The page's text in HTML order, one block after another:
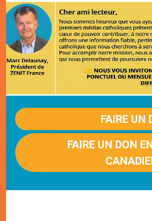
FAIRE UN
FAIRE UN DON